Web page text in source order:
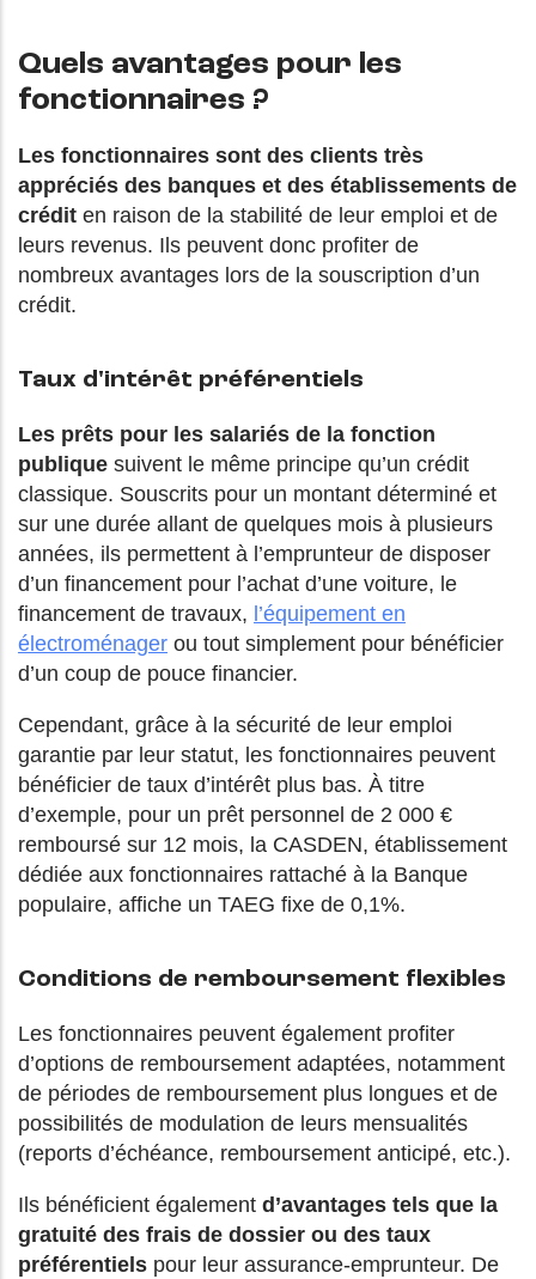
Quels avantages pour les
fonctionnaires ?
Les fonctionnaires sont des clients très
appréciés des banques et des établissements de
crédit en raison de la stabilité de leur emploi et de
leurs revenus. Ils peuvent donc profiter de
nombreux avantages lors de la souscription d’un
crédit.
Taux d'intérêt préférentiels
Les prêts pour les salariés de la fonction
publique suivent le même principe qu’un crédit
classique. Souscrits pour un montant déterminé et
sur une durée allant de quelques mois à plusieurs
années, ils permettent à l’emprunteur de disposer
d’un financement pour l’achat d’une voiture, le
financement de travaux, l’équipement en
électroménager ou tout simplement pour bénéficier
d’un coup de pouce financier.
Cependant, grâce à la sécurité de leur emploi
garantie par leur statut, les fonctionnaires peuvent
bénéficier de taux d’intérêt plus bas. À titre
d’exemple, pour un prêt personnel de 2 000 €
remboursé sur 12 mois, la CASDEN, établissement
dédiée aux fonctionnaires rattaché à la Banque
populaire, affiche un TAEG fixe de 0,1%.
Conditions de remboursement flexibles
Les fonctionnaires peuvent également profiter
d’options de remboursement adaptées, notamment
de périodes de remboursement plus longues et de
possibilités de modulation de leurs mensualités
(reports d’échéance, remboursement anticipé, etc.).
Ils bénéficient également d’avantages tels que la
gratuité des frais de dossier ou des taux
préférentiels pour leur assurance-emprunteur. De